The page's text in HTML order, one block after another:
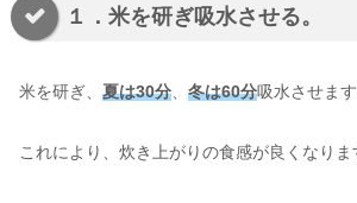
１．米を研ぎ吸水させる。
米を研ぎ、 夏は30分 冬は60分吸水させます
これにより、炊き上がりの食感が良くなりま